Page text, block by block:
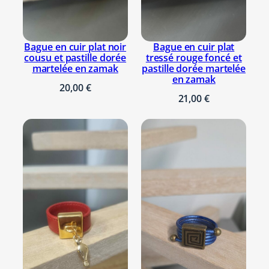
Bague en cuir plat noir
cousu et pastille dorée
martelée en zamak
20,00€
Bague en cuir plat
tressé rouge foncé et
pastille dorée martelée
en zamak
21,00€